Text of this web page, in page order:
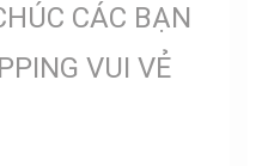
CÁC BẠN
VUI VẺ